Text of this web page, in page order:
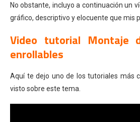
No obstante, incluyo a continuación un
gráfico, descriptivo y elocuente que mis
Video tutorial Montaje
enrollables
Aquí te dejo uno de los tutoriales más
visto sobre este tema.